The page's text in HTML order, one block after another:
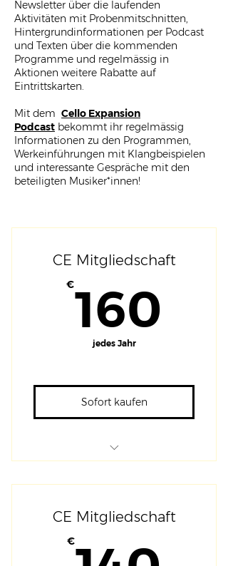
Newsletter über die laufenden
Aktivitäten mit Probenmitschnitten,
Hintergrundinformationen per Podcast
und Texten über die kommenden
Programme und regelmässig in
Aktionen weitere Rabatte auf
Eintrittskarten.
Mit dem Cello Expansion
Podcast bekommt ihr regelmässig
Informationen zu den Programmen,
Werkeinführungen mit Klangbeispielen
und interessante Gespräche mit den
beteiligten Musiker*innen!
CE Mitgliedschaft
€160
jedes Jahr
Sofort kaufen
Veranstaltungen
Newsletter mit
Hintergrundinformationen
Zusätzliche Rabatte
CE Mitgliedschaft
€